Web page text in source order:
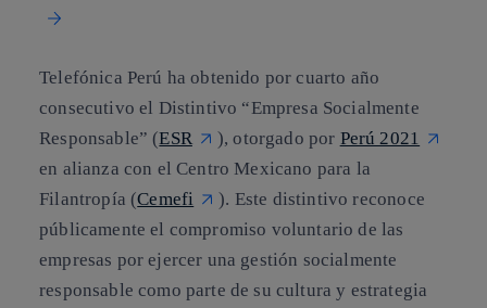
Telefónica Perú ha obtenido por cuarto año
consecutivo el Distintivo “Empresa Socialmente
Responsable” (ESR ), otorgado por Perú 2021
en alianza con el Centro Mexicano para la
Filantropía (Cemefi ). Este distintivo reconoce
públicamente el compromiso voluntario de las
empresas por ejercer una gestión socialmente
responsable como parte de su cultura y estrategia